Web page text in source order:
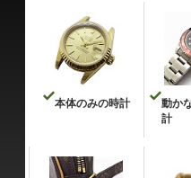
本体のみの時計
動か
計